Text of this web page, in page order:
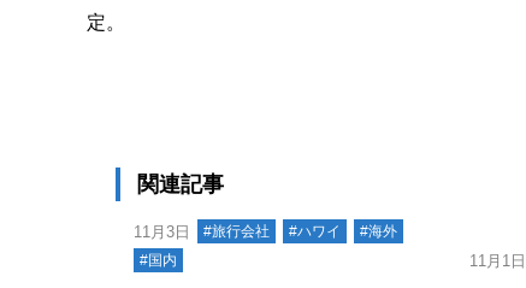
定。
関連記事
11月3日 #旅行会社 #ハワイ
#海外
#国内
11月1日